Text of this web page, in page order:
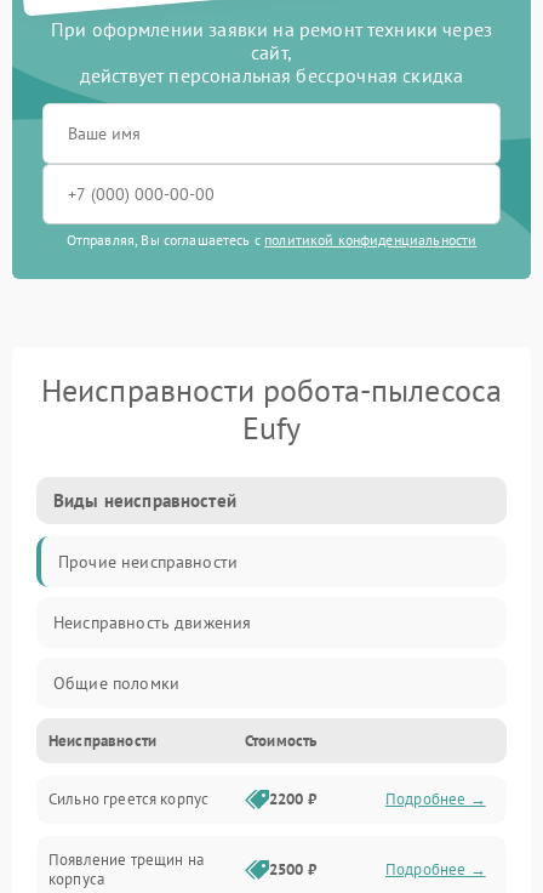
При оформлении заявки на ремонт техники через
сайт,
действует персональная бессрочная скидка
Отправляя, Вы соглашаетесь с политикой конфиденциальности
Неисправности робота-пылесоса
Eufy
Виды неисправностей
Прочие неисправности
Неисправность движения
Общие поломки
Неисправность датчиков
Неисправность программного обеспечения
Проблемы с сигналом
Неисправности Стоимость
Сильно греется корпус 2200 ₽ Подробнее →
Появление трещин на
корпуса
2500 ₽ Подробнее →